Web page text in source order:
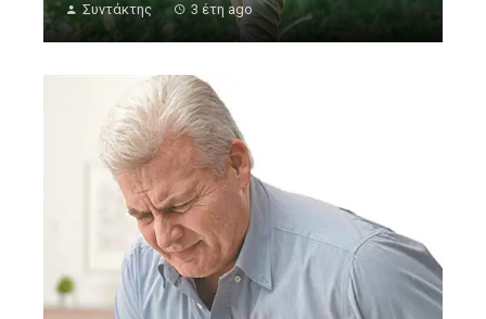
Συντάκτης 3 έτη ago